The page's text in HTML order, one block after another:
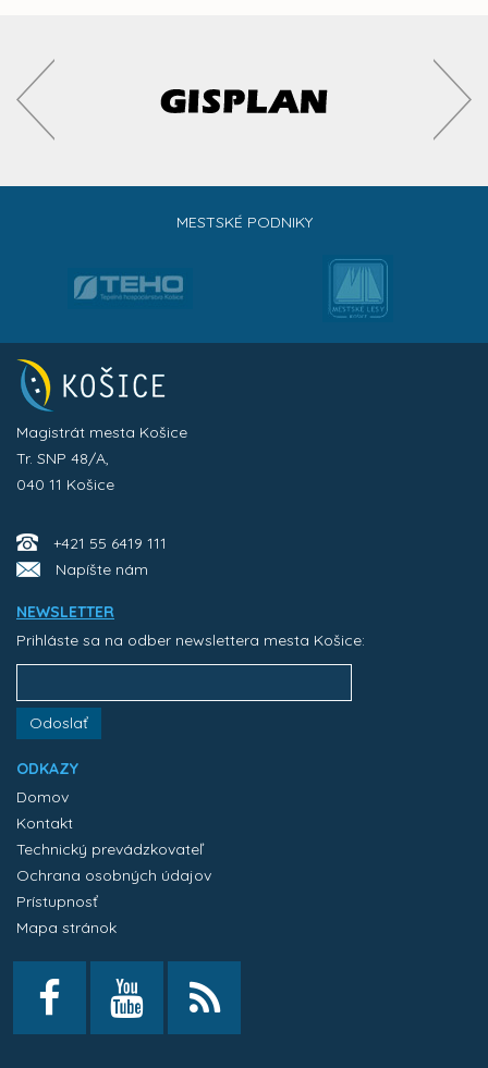
MESTSKÉ PODNIKY
Magistrát mesta Košice
Tr. SNP 48/A,
040 11 Košice
+421 55 6419 111
Napíšte nám
NEWSLETTER
Prihláste sa na odber newslettera mesta Košice:
Odoslať
ODKAZY
Domov
Kontakt
Technický prevádzkovateľ
Ochrana osobných údajov
Prístupnosť
Mapa stránok